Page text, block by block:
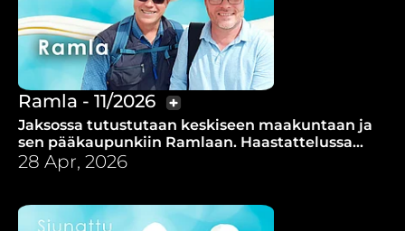
Ramla - 11/2026
Jaksossa tutustutaan keskiseen maakuntaan ja
sen pääkaupunkiin Ramlaan. Haastattelussa
Iiris Amoyal.
28 Apr, 2026